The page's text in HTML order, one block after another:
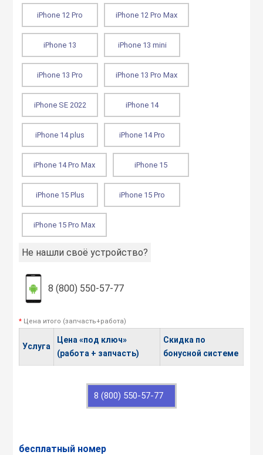
iPhone 12 Pro iPhone 12 Pro Max
iPhone 13 iPhone 13 mini
iPhone 13 Pro iPhone 13 Pro Max
iPhone SE 2022 iPhone 14
iPhone 14 plus iPhone 14 Pro
iPhone 14 Pro Max iPhone 15
iPhone 15 Plus iPhone 15 Pro
iPhone 15 Pro Max
Не нашли своё устройство?
8 (800) 550-57-77
* Цена итого (запчасть+работа)
Услуга
Цена «под ключ»
(работа + запчасть)
Скидка по
бонусной системе
8 (800) 550-57-77
бесплатный номер